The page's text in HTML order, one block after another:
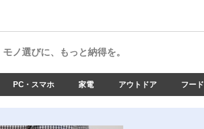
モノ選びに、もっと納得を。
PC・スマホ 家電 アウトドア フード